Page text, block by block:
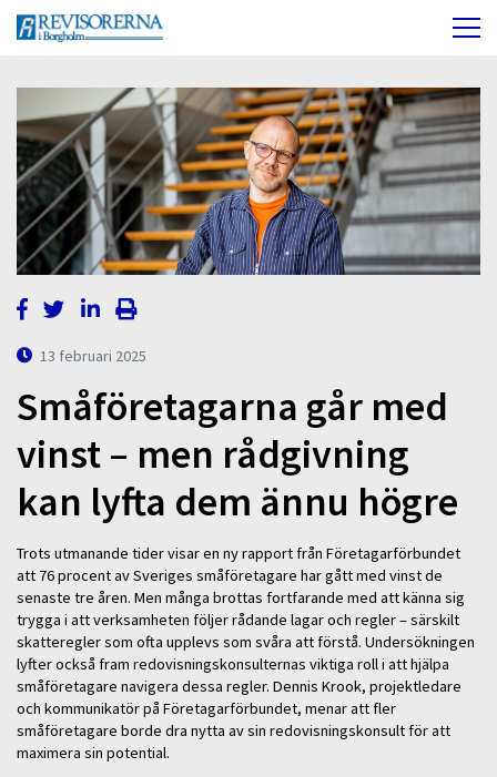
13 februari 2025
Småföretagarna går med
vinst – men rådgivning
kan lyfta dem ännu högre
Trots utmanande tider visar en ny rapport från Företagarförbundet
att 76 procent av Sveriges småföretagare har gått med vinst de
senaste tre åren. Men många brottas fortfarande med att känna sig
trygga i att verksamheten följer rådande lagar och regler – särskilt
skatteregler som ofta upplevs som svåra att förstå. Undersökningen
lyfter också fram redovisningskonsulternas viktiga roll i att hjälpa
småföretagare navigera dessa regler. Dennis Krook, projektledare
och kommunikatör på Företagarförbundet, menar att fler
småföretagare borde dra nytta av sin redovisningskonsult för att
maximera sin potential.